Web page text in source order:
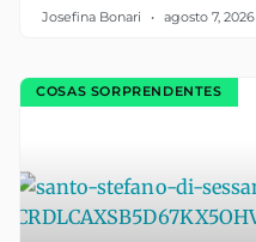
Josefina Bonari agosto 7, 2026
COSAS SORPRENDENTES